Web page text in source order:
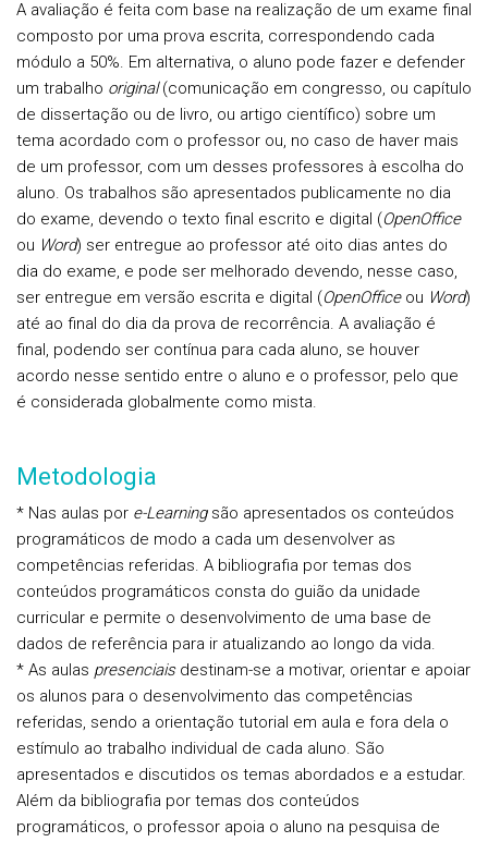
A avaliação é feita com base na realização de um exame final
composto por uma prova escrita, correspondendo cada
módulo a 50%. Em alternativa, o aluno pode fazer e defender
um trabalho original(comunicação em congresso, ou capítulo
de dissertação ou de livro, ou artigo científico) sobre um
tema acordado com o professor ou, no caso de haver mais
de um professor, com um desses professores à escolha do
aluno. Os trabalhos são apresentados publicamente no dia
do exame, devendo o texto final escrito e digital (OpenOffice
ou Word) ser entregue ao professor até oito dias antes do
dia do exame, e pode ser melhorado devendo, nesse caso,
ser entregue em versão escrita e digital (OpenOfficeou Word)
até ao final do dia da prova de recorrência. A avaliação é
final, podendo ser contínua para cada aluno, se houver
acordo nesse sentido entre o aluno e o professor, pelo que
é considerada globalmente como mista.
Metodologia
* Nas aulas por e-Learningsão apresentados os conteúdos
programáticos de modo a cada um desenvolver as
competências referidas. A bibliografia por temas dos
conteúdos programáticos consta do guião da unidade
curricular e permite o desenvolvimento de uma base de
dados de referência para ir atualizando ao longo da vida.
* As aulas presenciaisdestinam-se a motivar, orientar e apoiar
os alunos para o desenvolvimento das competências
referidas, sendo a orientação tutorial em aula e fora dela o
estímulo ao trabalho individual de cada aluno. São
apresentados e discutidos os temas abordados e a estudar.
Além da bibliografia por temas dos conteúdos
programáticos, o professor apoia o aluno na pesquisa de